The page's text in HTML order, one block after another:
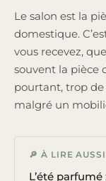
Le salon est la
domestique.
vous recevez,
souvent la pièce
pourtant, trop de
malgré un
🔎 À LIRE
L’été